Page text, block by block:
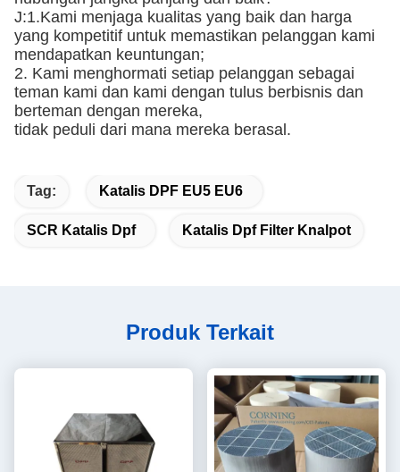
J:1.Kami menjaga kualitas yang baik dan harga
yang kompetitif untuk memastikan pelanggan kami
mendapatkan keuntungan;
2. Kami menghormati setiap pelanggan sebagai
teman kami dan kami dengan tulus berbisnis dan
berteman dengan mereka,
tidak peduli dari mana mereka berasal.
Tag: Katalis DPF EU5 EU6
SCR Katalis Dpf Katalis Dpf Filter Knalpot
Produk Terkait